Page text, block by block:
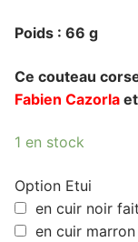
Poids : 66 g
Ce couteau
Fabien Cazorla et
1 en stock
Option Etui
en cuir noir
en cuir